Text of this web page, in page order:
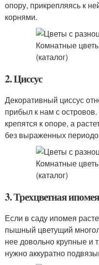
опору, прикрепляясь к
корнями.
2. Циссус
Декоративный циссус
прибыл к нам с
крепятся к опоре, а
без выраженных
3. Трехцветная ипомея
Если в саду ипомея
пышный цветущий
нее довольно крупные и
нужно аккуратно